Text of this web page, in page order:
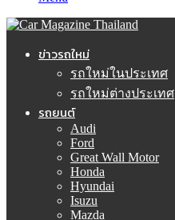
ข่าวรถใหม่
รถใหม่ในประเทศ
รถใหม่ต่างประเทศ
รถยนต์
Audi
Ford
Great Wall Motor
Honda
Hyundai
Isuzu
Mazda